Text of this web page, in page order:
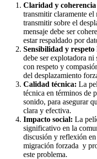
Claridad y coherencia
transmitir claramente el
transmitir sobre el
mensaje debe ser
estar respaldado por
Sensibilidad y respeto
debe ser explotadora ni
con respeto y
del desplazamiento
Calidad técnica: La
técnica en términos de
sonido, para asegurar
clara y efectiva.
Impacto social: La
significativo en la
discusión y reflexión
migración forzada y
este problema.